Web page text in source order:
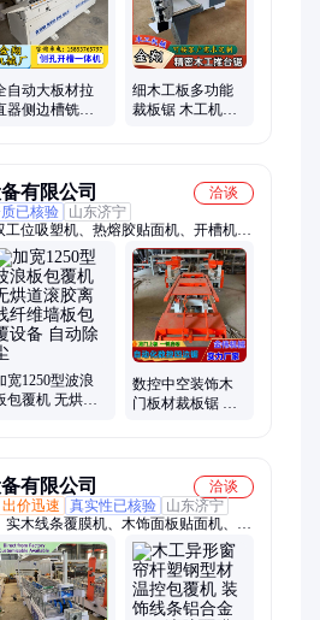
吸塑机、升降平台、雕刻机
自动大板材拉
器侧边槽铣型
细木工板多功能
裁板锯 木工机械
有限公司
洽谈
已核验
山东济宁
位吸塑机、热熔胶贴面机、开槽机、
、包覆机、冷压机、精密裁板锯、分切
、封边机、雕刻机、涂胶机、平贴机、
、覆膜机、真空吸塑机、多层胶合板冷
热熔胶包覆机、木线条包覆机
宽1250型波浪
包覆机 无烘道
数控中空装饰木
门板材裁板锯 全
有限公司
洽谈
出价迅速 真实性已核验
山东济宁
实木线条覆膜机、木饰面板贴面机、实
膜贴面机、保温一体板冷压机、pur热
机、真空覆膜机、铝蜂窝板涂胶机、液
四边锯、pvc分切机、液压翻板机、免
、红外线激光侧孔机、无尘子母锯、防